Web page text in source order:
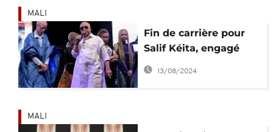
MALI
Fin de carrière pour
Salif Kéita, engagé
dans la protection des
albinos
13/08/2024
MALI